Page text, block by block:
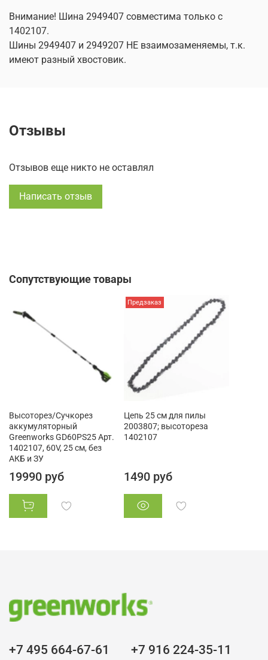
Внимание! Шина 2949407 совместима только с
1402107.
Шины 2949407 и 2949207 НЕ взаимозаменяемы, т.к.
имеют разный хвостовик.
Отзывы
Отзывов еще никто не оставлял
Написать отзыв
Сопутствующие товары
Высоторез/Сучкорез
аккумуляторный
Greenworks GD60PS25 Арт.
1402107, 60V, 25 см, без
АКБ и ЗУ
19990 руб
Предзаказ
Цепь 25 см для пилы
2003807; высотореза
1402107
1490 руб
+7 495 664-67-61 +7 916 224-35-11